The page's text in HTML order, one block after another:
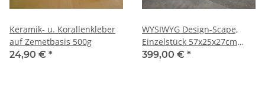
Keramik- u. Korallenkleber
auf Zemetbasis 500g
24,90 € *
WYSIWYG Design-Scape,
Einzelstück 57x25x27cm
(LxBxH)
399,00 € *